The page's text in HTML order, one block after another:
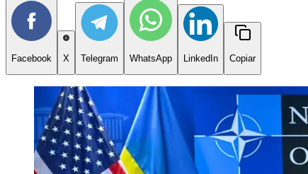
Facebook X Telegram WhatsApp LinkedIn Copiar